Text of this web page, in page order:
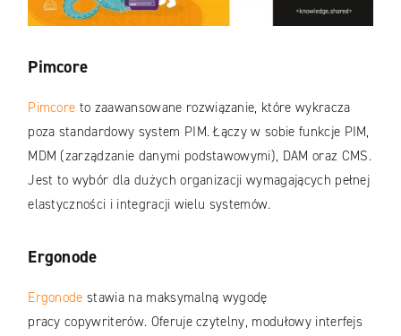
Pimcore
Pimcore to zaawansowane rozwiązanie, które wykracza
poza standardowy system PIM. Łączy w sobie funkcje PIM,
MDM (zarządzanie danymi podstawowymi), DAM oraz CMS.
Jest to wybór dla dużych organizacji wymagających pełnej
elastyczności i integracji wielu systemów.
Ergonode
Ergonode stawia na maksymalną wygodę
pracy copywriterów. Oferuje czytelny, modułowy interfejs